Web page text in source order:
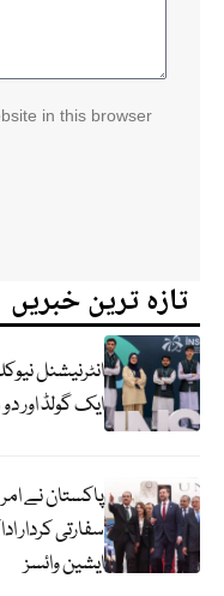
in this browser
تازہ ترین خبریں
ایک گولڈ اور
پاکستان نے
سفارتی کردار
ایشین وائسز